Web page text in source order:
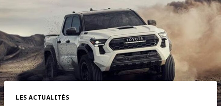
LES ACTUALITÉS